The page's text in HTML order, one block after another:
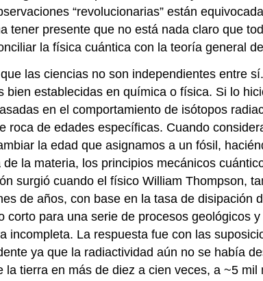
“revolucionarias” están
tener presente que no está nada claro que
la física cuántica con la teoría general
las ciencias no son independientes entre
establecidas en química o física. Si lo
en el comportamiento de isótopos
roca de edades específicas. Cuando
la edad que asignamos a un fósil,
la materia, los principios mecánicos
surgió cuando el físico William Thompson,
de años, con base en la tasa de disipación
para una serie de procesos geológicos
incompleta. La respuesta fue con las
ya que la radiactividad aún no se había
tierra en más de diez a cien veces, a ~5